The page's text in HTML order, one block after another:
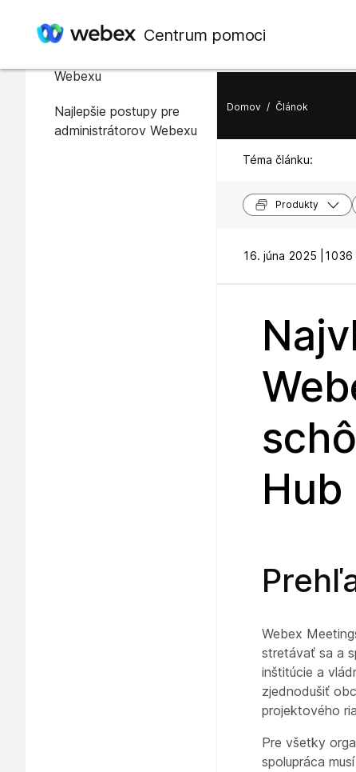
Centrum pomoci
V tomto článku
Webexu
Najlepšie postupy pre
administrátorov Webexu
Domov / Článok
Téma článku:
Produkty
16. júna 2025 | 1036
Hub
Webex
stretávať sa a
inštitúcie a
zjednodušiť
projektového
Pre všetky
spolupráca